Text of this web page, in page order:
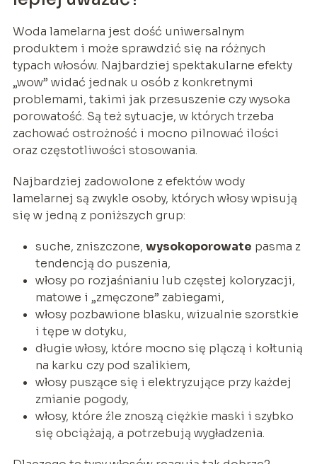
Woda lamelarna jest dość uniwersalnym
produktem i może sprawdzić się na różnych
typach włosów. Najbardziej spektakularne efekty
„wow” widać jednak u osób z konkretnymi
problemami, takimi jak przesuszenie czy wysoka
porowatość. Są też sytuacje, w których trzeba
zachować ostrożność i mocno pilnować ilości
oraz częstotliwości stosowania.
Najbardziej zadowolone z efektów wody
lamelarnej są zwykle osoby, których włosy wpisują
się w jedną z poniższych grup:
suche, zniszczone, wysokoporowate pasma z
tendencją do puszenia,
włosy po rozjaśnianiu lub częstej koloryzacji,
matowe i „zmęczone” zabiegami,
włosy pozbawione blasku, wizualnie szorstkie
i tępe w dotyku,
długie włosy, które mocno się plączą i kołtunią
na karku czy pod szalikiem,
włosy puszące się i elektryzujące przy każdej
zmianie pogody,
włosy, które źle znoszą ciężkie maski i szybko
się obciążają, a potrzebują wygładzenia.